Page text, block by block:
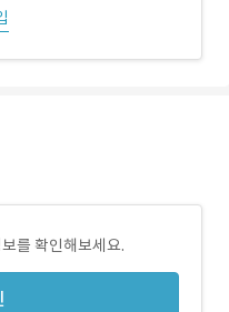
를 확인해보세요.